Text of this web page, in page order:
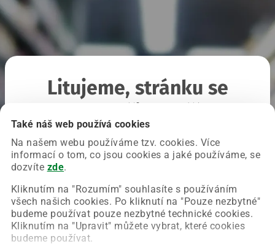
Také náš web používá cookies
Na našem webu používáme tzv. cookies. Více
informací o tom, co jsou cookies a jaké používáme, se
dozvíte zde.
Kliknutím na "Rozumím" souhlasíte s používáním
všech našich cookies. Po kliknutí na "Pouze nezbytné"
budeme používat pouze nezbytné technické cookies.
Kliknutím na "Upravit" můžete vybrat, které cookies
budeme používat.
Litujeme, stránku se
Chyba nastala na naší straně a už ji opravujeme.
Zkuste prosím znovu načíst požadovanou stránku.
Obnovit stránku Úvodní strana